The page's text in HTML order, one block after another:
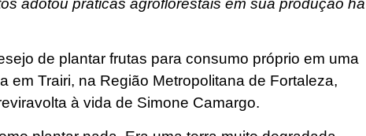
adotou práticas agroflorestais em sua produção há
de plantar frutas para consumo próprio em uma
em Trairi, na Região Metropolitana de Fortaleza,
à vida de Simone Camargo.